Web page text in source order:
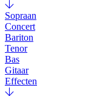
Sopraan
Concert
Bariton
Tenor
Bas
Gitaar
Effecten